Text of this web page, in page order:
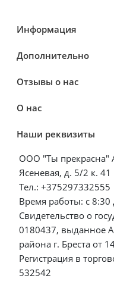
Информация
Дополнительно
Отзывы о нас
О нас
Наши реквизиты
ООО "Ты прекрасна"
Ясеневая, д. 5/2 к. 41
Тел.: +375297332555
Время работы: с 8:30
Свидетельство о
0180437, выданное
района г. Бреста от
Регистрация в
532542